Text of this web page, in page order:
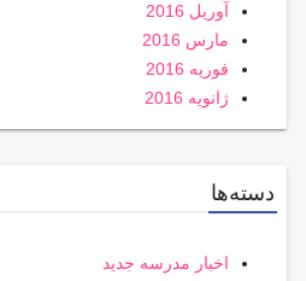
آوریل 2016
مارس 2016
فوریه 2016
ژانویه 2016
دسته‌ها
اخبار مدرسه جدید